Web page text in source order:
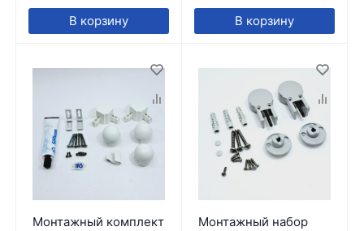
В корзину В корзину
Монтажный комплект
Монтажный набор